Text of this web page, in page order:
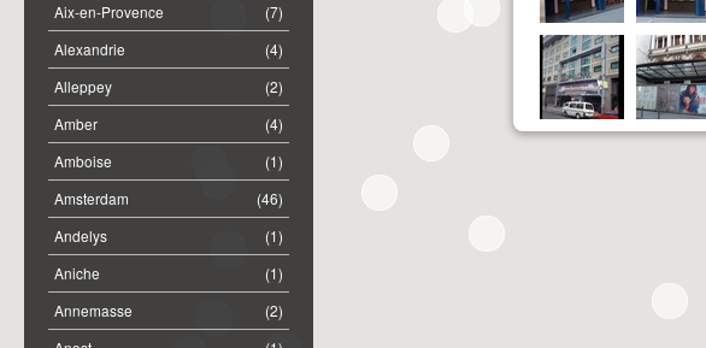
(7)
Aix-en-Provence
(4)
Alexandrie
(2)
Alleppey
(4)
Amber
(1)
Amboise
(46)
Amsterdam
(1)
Andelys
(1)
Aniche
(2)
Annemasse